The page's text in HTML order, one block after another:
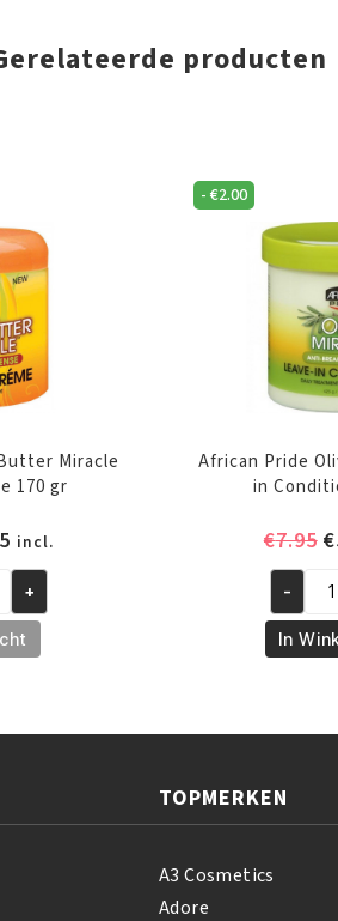
producten
Miracle
170 gr
Huidige
prijs
is:
€5.95.
incl.
+
- €2.00
African Pride
in
€7.95 €
African
Pride
Olive
425
gr
-
In
TOPMERKEN
A3 Cosmetics
Adore